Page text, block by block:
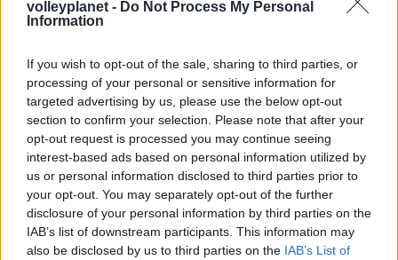
volleyplanet - Do Not Process My Personal
Information
If you wish to opt-out of the sale, sharing to third parties, or
processing of your personal or sensitive information for
targeted advertising by us, please use the below opt-out
section to confirm your selection. Please note that after your
opt-out request is processed you may continue seeing
interest-based ads based on personal information utilized by
us or personal information disclosed to third parties prior to
your opt-out. You may separately opt-out of the further
disclosure of your personal information by third parties on the
IAB’s list of downstream participants. This information may
also be disclosed by us to third parties on the IAB’s List of